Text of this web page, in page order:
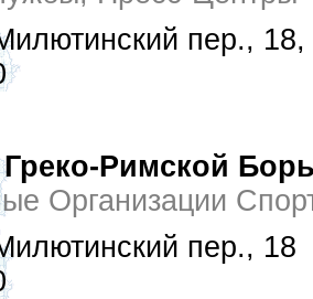
пер., 18,
Римской
Организации
пер., 18